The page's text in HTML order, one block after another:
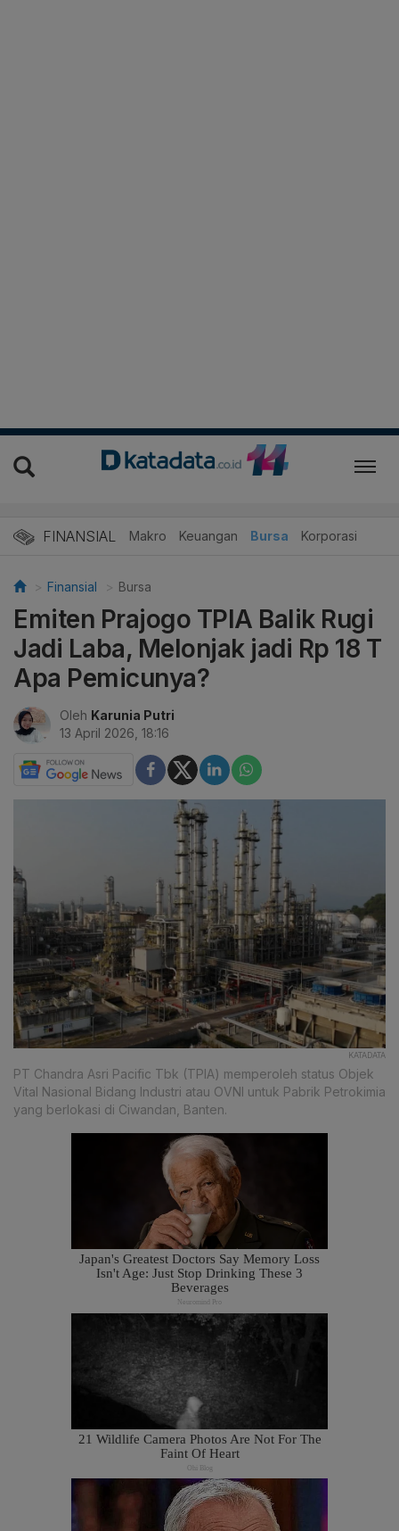
FINANSIAL Makro Keuangan Bursa Korporasi
Finansial Bursa
Emiten Prajogo TPIA Balik Rugi
Jadi Laba, Melonjak jadi Rp 18 T
Apa Pemicunya?
Oleh Karunia Putri
13 April 2026, 18:16
KATADATA
PT Chandra Asri Pacific Tbk (TPIA) memperoleh status Objek
Vital Nasional Bidang Industri atau OVNI untuk Pabrik Petrokimia
yang berlokasi di Ciwandan, Banten.